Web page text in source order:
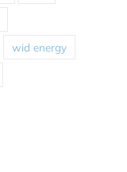
wid energy